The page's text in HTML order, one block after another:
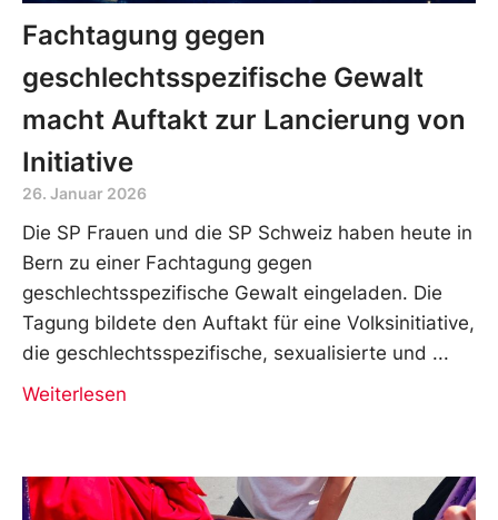
Fachtagung gegen
geschlechtsspezifische Gewalt
macht Auftakt zur Lancierung von
Initiative
26. Januar 2026
Die SP Frauen und die SP Schweiz haben heute in
Bern zu einer Fachtagung gegen
geschlechtsspezifische Gewalt eingeladen. Die
Tagung bildete den Auftakt für eine Volksinitiative,
die geschlechtsspezifische, sexualisierte und
Weiterlesen